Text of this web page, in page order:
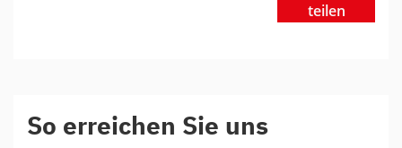
teilen
So erreichen Sie uns